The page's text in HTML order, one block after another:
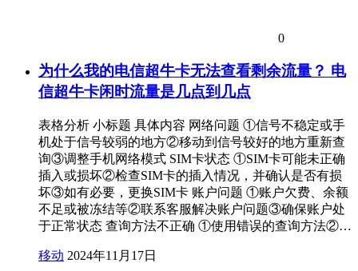
0
为什么我的电信超牛卡无法查看剩余流量？ 电
信超牛卡闲时流量是几点到几点
表格分析 小标题 具体内容 网络问题 ①信号不稳定或手
机处于信号较弱的地方②移动到信号较好的地方重新查
询③调整手机网络模式 SIM卡状态 ①SIM卡可能未正确
插入或损坏②检查SIM卡的插入情况，并确认是否有损
坏③如有必要，更换SIM卡 账户问题 ①账户欠费、余额
不足或被冻结等②联系客服解决账户问题③确保账户处
于正常状态 查询方法不正确 ①使用错误的查询方法②…
移动 2024年11月17日